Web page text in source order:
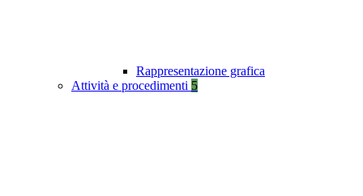
Rappresentazione grafica
Attività e procedimenti 5